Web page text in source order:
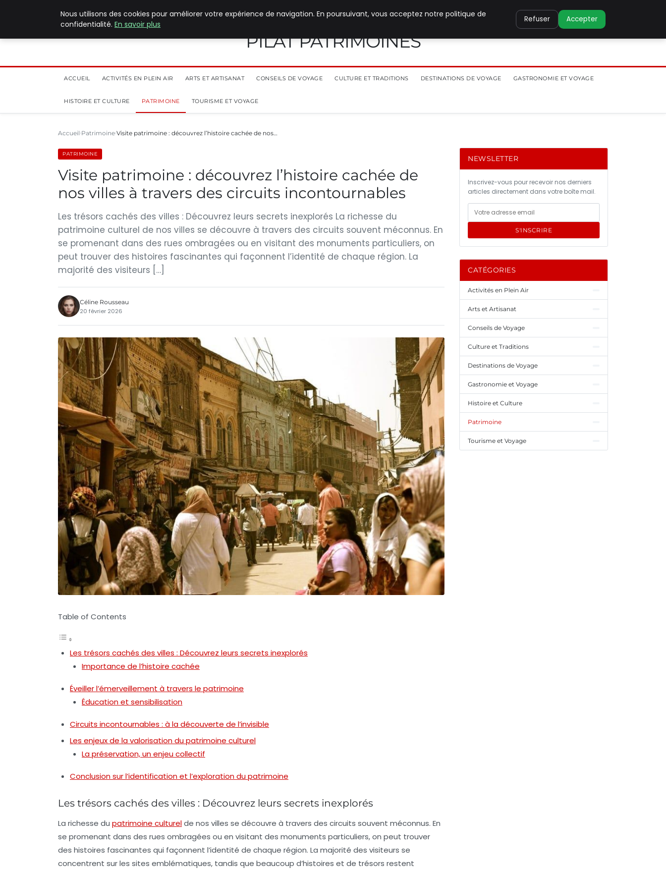
PILAT PATRIMOINES
ACCUEIL ACTIVITÉS EN PLEIN AIR ARTS ET ARTISANAT CONSEILS DE VOYAGE CULTURE ET TRADITIONS DESTINATIONS DE VOYAGE GASTRONOMIE ET VOYAGE
HISTOIRE ET CULTURE PATRIMOINE TOURISME ET VOYAGE
Accueil Patrimoine Visite patrimoine : découvrez l’histoire cachée de nos…
PATRIMOINE
Visite patrimoine : découvrez l’histoire cachée de
nos villes à travers des circuits incontournables
Les trésors cachés des villes : Découvrez leurs secrets inexplorés La richesse du
patrimoine culturel de nos villes se découvre à travers des circuits souvent méconnus. En
se promenant dans des rues ombragées ou en visitant des monuments particuliers, on
peut trouver des histoires fascinantes qui façonnent l’identité de chaque région. La
majorité des visiteurs […]
Céline Rousseau
20 février 2026
Table of Contents
Les trésors cachés des villes : Découvrez leurs secrets inexplorés
Importance de l’histoire cachée
Éveiller l’émerveillement à travers le patrimoine
Éducation et sensibilisation
Circuits incontournables : à la découverte de l’invisible
Les enjeux de la valorisation du patrimoine culturel
La préservation, un enjeu collectif
Conclusion sur l’identification et l’exploration du patrimoine
Les trésors cachés des villes : Découvrez leurs secrets inexplorés
La richesse du patrimoine culturelde nos villes se découvre à travers des circuits souvent méconnus. En
se promenant dans des rues ombragées ou en visitant des monuments particuliers, on peut trouver
des histoires fascinantes qui façonnent l’identité de chaque région. La majorité des visiteurs se
concentrent sur les sites emblématiques, tandis que beaucoup d’histoires et de trésors restent
NEWSLETTER
Inscrivez-vous pour recevoir nos derniers
articles directement dans votre boîte mail.
S'INSCRIRE
CATÉGORIES
Activités en Plein Air
Arts et Artisanat
Conseils de Voyage
Culture et Traditions
Destinations de Voyage
Gastronomie et Voyage
Histoire et Culture
Patrimoine
Tourisme et Voyage
Nous utilisons des cookies pour améliorer votre expérience de navigation. En poursuivant, vous acceptez notre politique de
confidentialité. En savoir plus
Refuser Accepter